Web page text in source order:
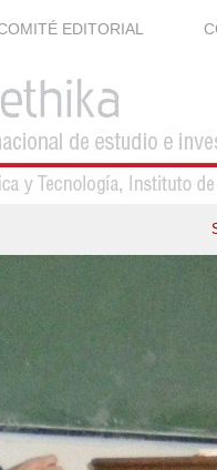
EDITORIAL